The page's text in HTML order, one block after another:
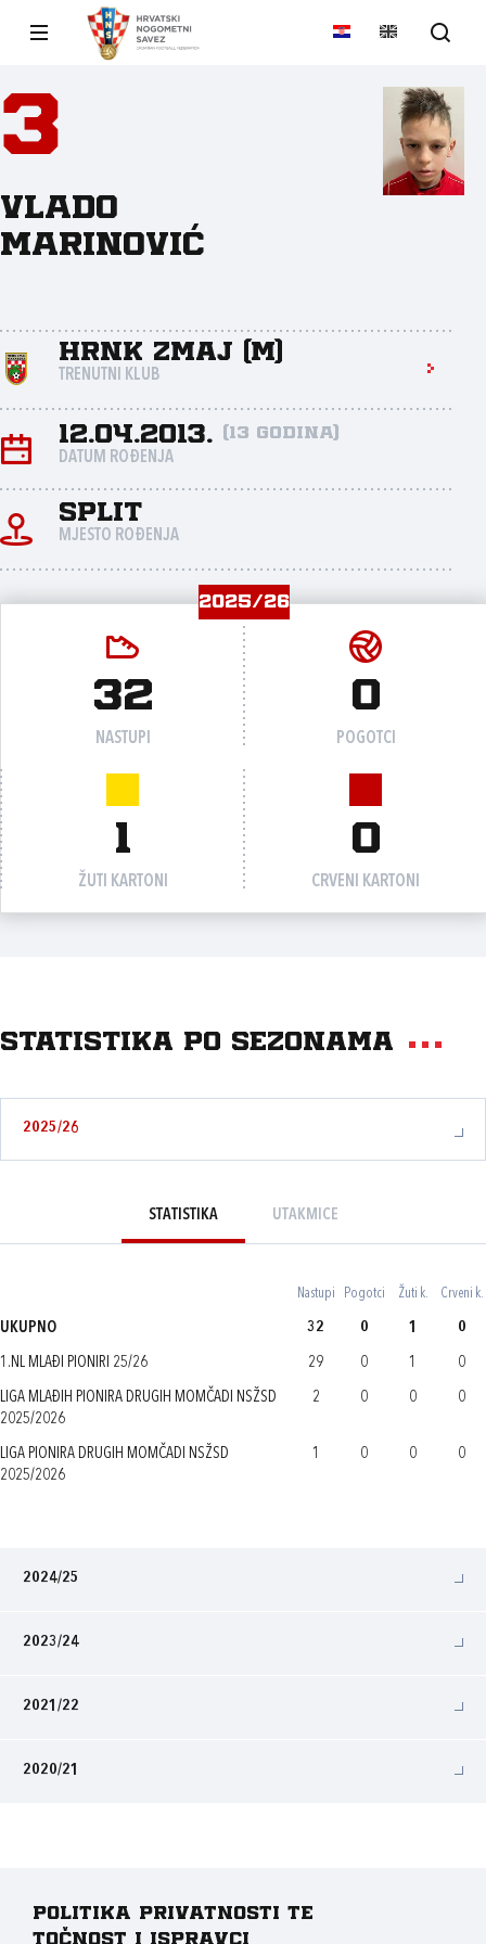
3
Vlado
Marinović
HRNK Zmaj (M)
TRENUTNI KLUB
12.04.2013. (13 godina)
DATUM ROĐENJA
Split
MJESTO ROĐENJA
2025/26
32
NASTUPI
0
POGOTCI
1
ŽUTI KARTONI
0
CRVENI KARTONI
Statistika po sezonama
2025/26
STATISTIKA UTAKMICE
Nastupi Pogotci Žuti k. Crveni k.
UKUPNO 32 0 1 0
1.NL MLAĐI PIONIRI 25/26 29 0 1 0
LIGA MLAĐIH PIONIRA DRUGIH MOMČADI NSŽSD
2025/2026
2 0 0 0
LIGA PIONIRA DRUGIH MOMČADI NSŽSD
2025/2026
1 0 0 0
2024/25
2023/24
2021/22
2020/21
Politika privatnosti te
točnost i ispravci